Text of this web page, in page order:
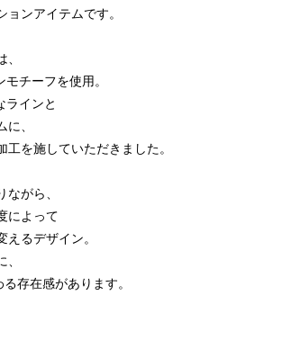
ンアイテムです。
チーフを使用。
ラインと
、
工を施していただきました。
がら、
によって
えるデザイン。
存在感があります。